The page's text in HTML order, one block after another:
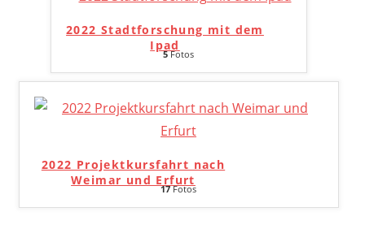
2022 Stadtforschung mit dem
Ipad
5Fotos
2022 Projektkursfahrt nach
Weimar und Erfurt
17Fotos